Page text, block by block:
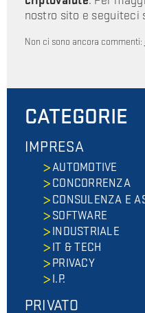
nostro sito e seguiteci
Non ci sono ancora commenti:
CATEGORIE
IMPRESA
AUTOMOTIVE
CONCORRENZA
CONSULENZA E
SOFTWARE
INDUSTRIALE
IT & TECH
PRIVACY
I.P.
PRIVATO